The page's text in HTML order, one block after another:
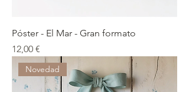
Póster - El Mar - Gran formato
Precio
12,00 €
Novedad